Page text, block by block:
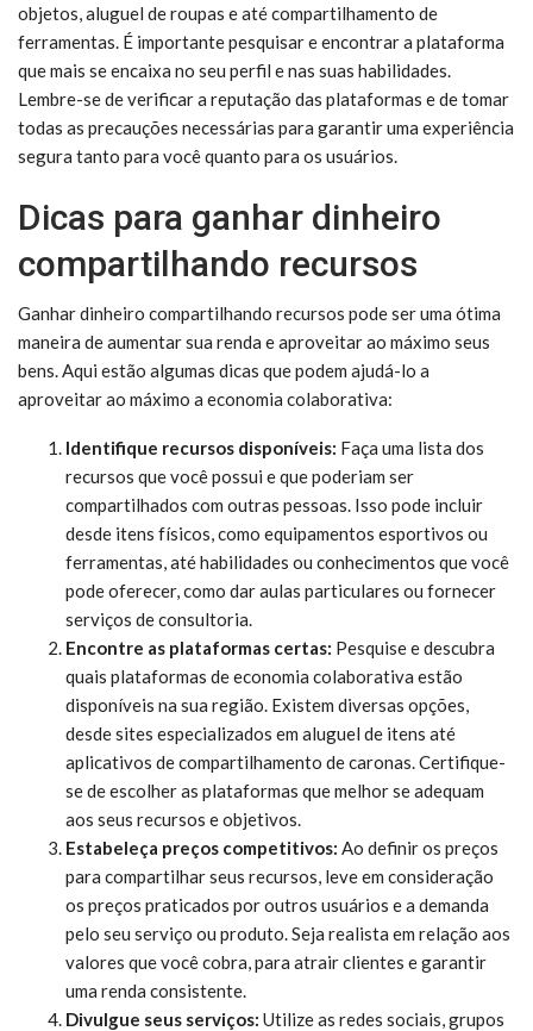
objetos, aluguel de roupas e até compartilhamento de
ferramentas. É importante pesquisar e encontrar a plataforma
que mais se encaixa no seu perfil e nas suas habilidades.
Lembre-se de verificar a reputação das plataformas e de tomar
todas as precauções necessárias para garantir uma experiência
segura tanto para você quanto para os usuários.
Dicas para ganhar dinheiro
compartilhando recursos
Ganhar dinheiro compartilhando recursos pode ser uma ótima
maneira de aumentar sua renda e aproveitar ao máximo seus
bens. Aqui estão algumas dicas que podem ajudá-lo a
aproveitar ao máximo a economia colaborativa:
Identifique recursos disponíveis: Faça uma lista dos
recursos que você possui e que poderiam ser
compartilhados com outras pessoas. Isso pode incluir
desde itens físicos, como equipamentos esportivos ou
ferramentas, até habilidades ou conhecimentos que você
pode oferecer, como dar aulas particulares ou fornecer
serviços de consultoria.
Encontre as plataformas certas: Pesquise e descubra
quais plataformas de economia colaborativa estão
disponíveis na sua região. Existem diversas opções,
desde sites especializados em aluguel de itens até
aplicativos de compartilhamento de caronas. Certifique-
se de escolher as plataformas que melhor se adequam
aos seus recursos e objetivos.
Estabeleça preços competitivos: Ao definir os preços
para compartilhar seus recursos, leve em consideração
os preços praticados por outros usuários e a demanda
pelo seu serviço ou produto. Seja realista em relação aos
valores que você cobra, para atrair clientes e garantir
uma renda consistente.
Divulgue seus serviços: Utilize as redes sociais, grupos